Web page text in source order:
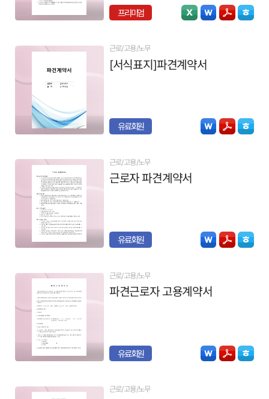
프리미엄
근로/고용/노무
[서식표지]파견계약서
유료회원
근로/고용/노무
근로자 파견계약서
유료회원
근로/고용/노무
파견근로자 고용계약서
유료회원
근로/고용/노무